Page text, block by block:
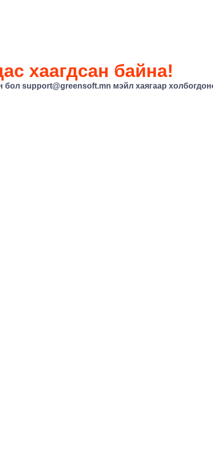
хаагдсан байна!
бол support@greensoft.mn мэйл хаягаар